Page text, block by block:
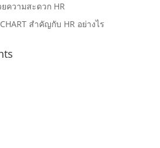
ความสะดวก HR
สำคัญกับ HR อย่างไร